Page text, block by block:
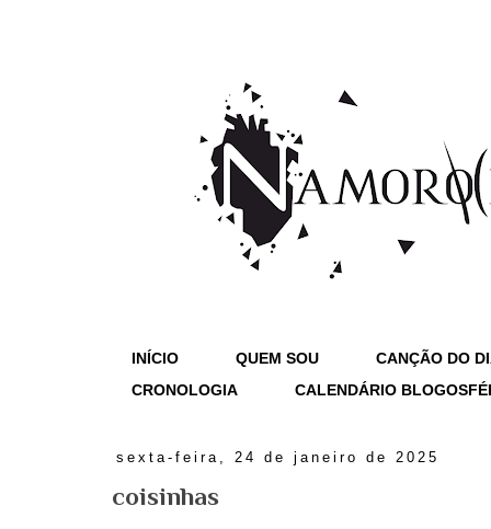
INÍCIO QUEM SOU
CANÇÃO DO
CRONOLOGIA
CALENDÁRIO
sexta-feira, 24 de janeiro de 2025
coisinhas